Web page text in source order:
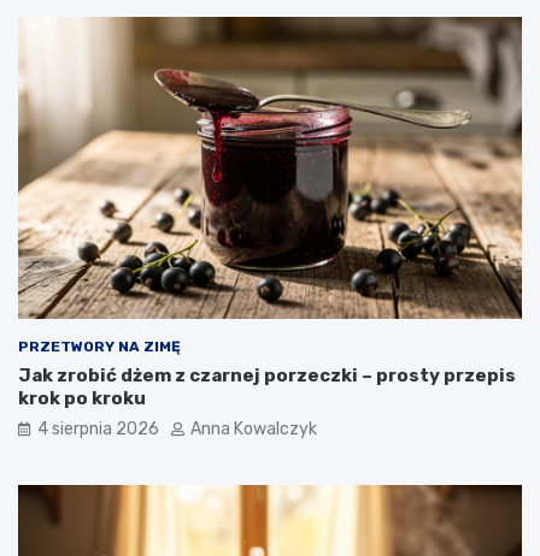
PRZETWORY NA ZIMĘ
Jak zrobić dżem z czarnej porzeczki – prosty przepis
krok po kroku
4 sierpnia 2026 Anna Kowalczyk